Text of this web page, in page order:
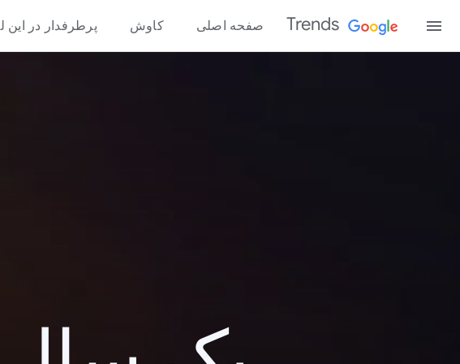
Trends صفحه اصلی کاوش پرطرفدار در این